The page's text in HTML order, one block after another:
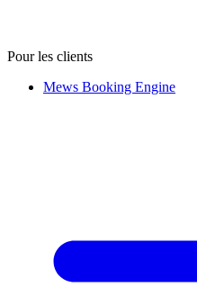
Pour les clients
Mews Booking Engine